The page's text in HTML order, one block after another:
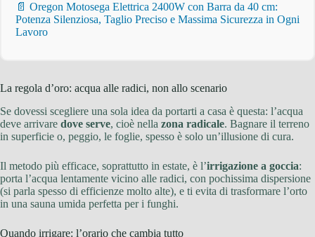
📄 Oregon Motosega Elettrica 2400W con Barra da 40 cm:
Potenza Silenziosa, Taglio Preciso e Massima Sicurezza in Ogni
Lavoro
La regola d’oro: acqua alle radici, non allo scenario
Se dovessi scegliere una sola idea da portarti a casa è questa: l’acqua
deve arrivare dove serve, cioè nella zona radicale. Bagnare il terreno
in superficie o, peggio, le foglie, spesso è solo un’illusione di cura.
Il metodo più efficace, soprattutto in estate, è l’irrigazione a goccia:
porta l’acqua lentamente vicino alle radici, con pochissima dispersione
(si parla spesso di efficienze molto alte), e ti evita di trasformare l’orto
in una sauna umida perfetta per i funghi.
Quando irrigare: l’orario che cambia tutto